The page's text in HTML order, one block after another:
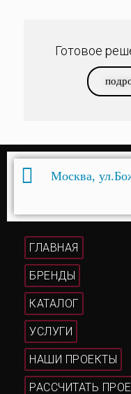
Готовое
Москва,
ГЛАВНАЯ
БРЕНДЫ
КАТАЛОГ
УСЛУГИ
НАШИ ПРОЕКТЫ
РАССЧИТАТЬ